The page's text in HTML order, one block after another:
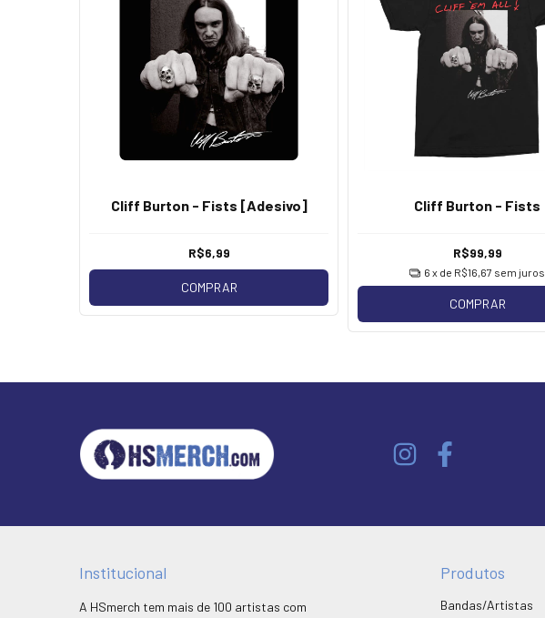
Cliff Burton - Fists [Adesivo]
R$6,99
COMPRAR
Cliff Burton - Fists
R$99,99
6 x de R$16,67 sem juros
COMPRAR
Institucional
A HSmerch tem mais de 100 artistas com
Produtos
Bandas/Artistas